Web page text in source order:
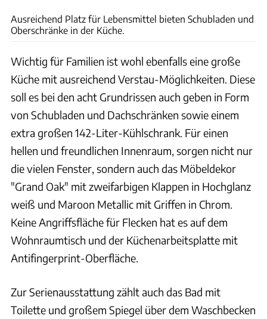
Ausreichend Platz für Lebensmittel bieten Schubladen und
Oberschränke in der Küche.
Wichtig für Familien ist wohl ebenfalls eine große
Küche mit ausreichend Verstau-Möglichkeiten. Diese
soll es bei den acht Grundrissen auch geben in Form
von Schubladen und Dachschränken sowie einem
extra großen 142-Liter-Kühlschrank. Für einen
hellen und freundlichen Innenraum, sorgen nicht nur
die vielen Fenster, sondern auch das Möbeldekor
"Grand Oak" mit zweifarbigen Klappen in Hochglanz
weiß und Maroon Metallic mit Griffen in Chrom.
Keine Angriffsfläche für Flecken hat es auf dem
Wohnraumtisch und der Küchenarbeitsplatte mit
Antifingerprint-Oberfläche.
Zur Serienausstattung zählt auch das Bad mit
Toilette und großem Spiegel über dem Waschbecken